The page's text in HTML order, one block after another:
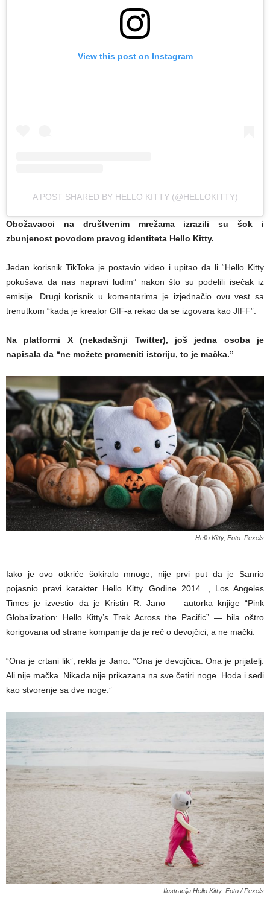
View this post on Instagram
A POST SHARED BY HELLO KITTY (@HELLOKITTY)
Obožavaoci na društvenim mrežama izrazili su šok i
zbunjenost povodom pravog identiteta Hello Kitty.
Jedan korisnik TikToka je postavio video i upitao da li “Hello Kitty
pokušava da nas napravi ludim” nakon što su podelili isečak iz
emisije. Drugi korisnik u komentarima je izjednačio ovu vest sa
trenutkom “kada je kreator GIF-a rekao da se izgovara kao JIFF”.
Na platformi X (nekadašnji Twitter), još jedna osoba je
napisala da “ne možete promeniti istoriju, to je mačka.”
Hello Kitty, Foto: Pexels
Iako je ovo otkriće šokiralo mnoge, nije prvi put da je Sanrio
pojasnio pravi karakter Hello Kitty. Godine 2014. , Los Angeles
Times je izvestio da je Kristin R. Jano — autorka knjige “Pink
Globalization: Hello Kitty’s Trek Across the Pacific” — bila oštro
korigovana od strane kompanije da je reč o devojčici, a ne mački.
“Ona je crtani lik”, rekla je Jano. “Ona je devojčica. Ona je prijatelj.
Ali nije mačka. Nikada nije prikazana na sve četiri noge. Hoda i sedi
kao stvorenje sa dve noge.”
Ilustracija Hello Kitty: Foto / Pexels